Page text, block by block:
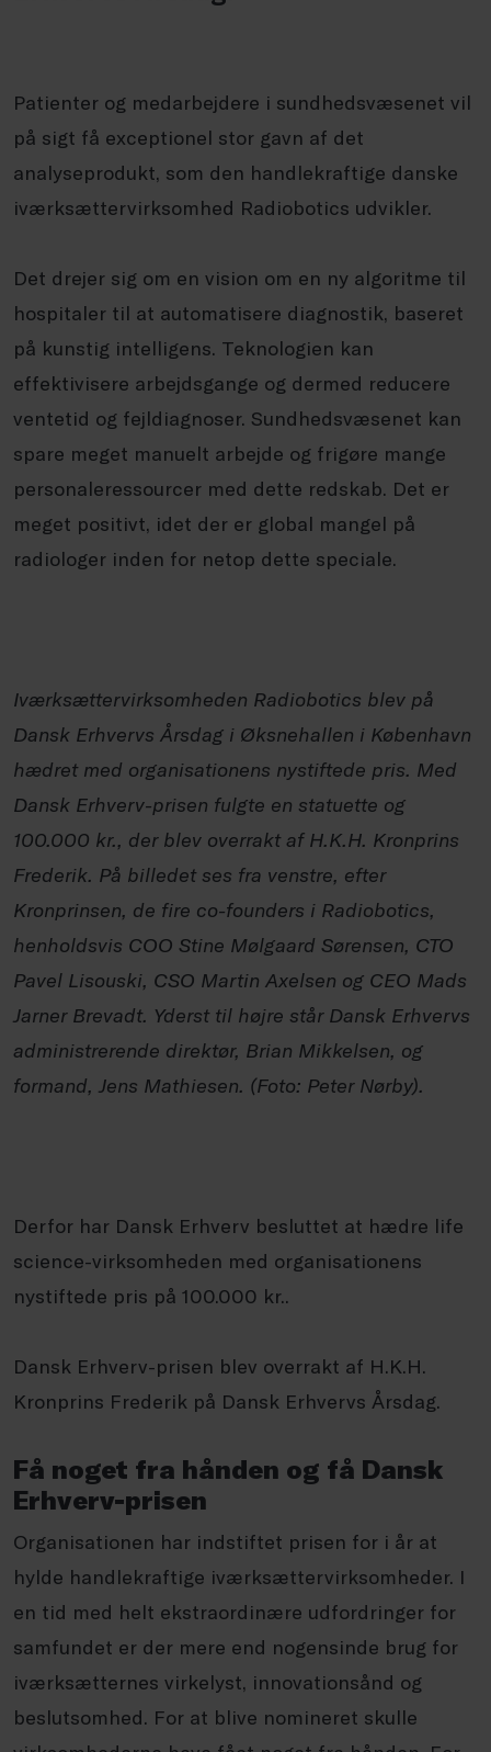
Patienter og medarbejdere i sundhedsvæsenet vil
på sigt få exceptionel stor gavn af det
analyseprodukt, som den handlekraftige danske
iværksættervirksomhed Radiobotics udvikler.
Det drejer sig om en vision om en ny algoritme til
hospitaler til at automatisere diagnostik, baseret
på kunstig intelligens. Teknologien kan
effektivisere arbejdsgange og dermed reducere
ventetid og fejldiagnoser. Sundhedsvæsenet kan
spare meget manuelt arbejde og frigøre mange
personaleressourcer med dette redskab. Det er
meget positivt, idet der er global mangel på
radiologer inden for netop dette speciale.
Iværksættervirksomheden Radiobotics blev på
Dansk Erhvervs Årsdag i Øksnehallen i København
hædret med organisationens nystiftede pris. Med
Dansk Erhverv-prisen fulgte en statuette og
100.000 kr., der blev overrakt af H.K.H. Kronprins
Frederik. På billedet ses fra venstre, efter
Kronprinsen, de fire co-founders i Radiobotics,
henholdsvis COO Stine Mølgaard Sørensen, CTO
Pavel Lisouski, CSO Martin Axelsen og CEO Mads
Jarner Brevadt. Yderst til højre står Dansk Erhvervs
administrerende direktør, Brian Mikkelsen, og
formand, Jens Mathiesen. (Foto: Peter Nørby).
Derfor har Dansk Erhverv besluttet at hædre life
science-virksomheden med organisationens
nystiftede pris på 100.000 kr..
Dansk Erhverv-prisen blev overrakt af H.K.H.
Kronprins Frederik på Dansk Erhvervs Årsdag.
Få noget fra hånden og få Dansk
Erhverv-prisen
Organisationen har indstiftet prisen for i år at
hylde handlekraftige iværksættervirksomheder. I
en tid med helt ekstraordinære udfordringer for
samfundet er der mere end nogensinde brug for
iværksætternes virkelyst, innovationsånd og
beslutsomhed. For at blive nomineret skulle